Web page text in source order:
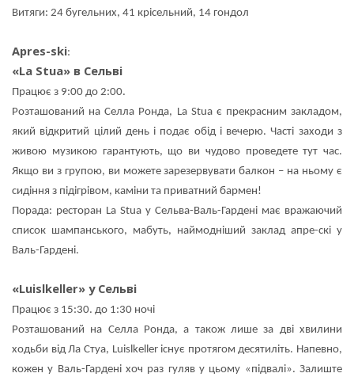
Витяги: 24 бугельних, 41 крісельний, 14 гондол
Apres-ski:
«La Stua» в Сельві
Працює з 9:00 до 2:00.
Розташований на Селла Ронда, La Stua є прекрасним закладом,
який відкритий цілий день і подає обід і вечерю. Часті заходи з
живою музикою гарантують, що ви чудово проведете тут час.
Якщо ви з групою, ви можете зарезервувати балкон – на ньому є
сидіння з підігрівом, каміни та приватний бармен!
Порада: ресторан La Stua у Сельва-Валь-Гардені має вражаючий
список шампанського, мабуть, наймодніший заклад апре-скі у
Валь-Гардені.
«Luislkeller» у Сельві
Працює з 15:30. до 1:30 ночі
Розташований на Селла Ронда, а також лише за дві хвилини
ходьби від Ла Стуа, Luislkeller існує протягом десятиліть. Напевно,
кожен у Валь-Гардені хоч раз гуляв у цьому «підвалі». Залиште